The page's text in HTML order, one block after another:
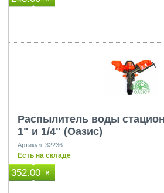
Распылитель воды
1" и 1/4" (Оазис)
Артикул: 32236
Есть на складе
352.00 ₴